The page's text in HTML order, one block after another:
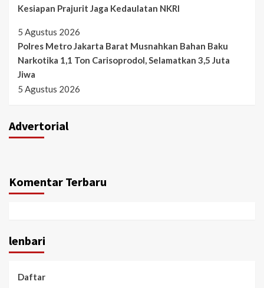
Kesiapan Prajurit Jaga Kedaulatan NKRI
5 Agustus 2026
Polres Metro Jakarta Barat Musnahkan Bahan Baku
Narkotika 1,1 Ton Carisoprodol, Selamatkan 3,5 Juta
Jiwa
5 Agustus 2026
Advertorial
Komentar Terbaru
lenbari
Daftar